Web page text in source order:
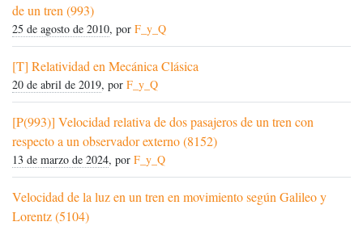
de un tren (993)
25 de agosto de 2010, por F_y_Q
[T] Relatividad en Mecánica Clásica
20 de abril de 2019, por F_y_Q
[P(993)] Velocidad relativa de dos pasajeros de un tren con
respecto a un observador externo (8152)
13 de marzo de 2024, por F_y_Q
Velocidad de la luz en un tren en movimiento según Galileo y
Lorentz (5104)